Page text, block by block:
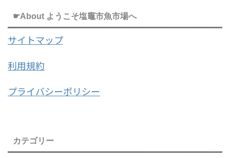
☛About ようこそ塩竈市魚市場へ
サイトマップ
利用規約
プライバシーポリシー
カテゴリー